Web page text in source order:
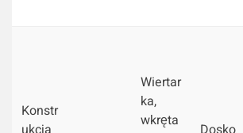
Konstr
Wiertar
ka,
wkręta